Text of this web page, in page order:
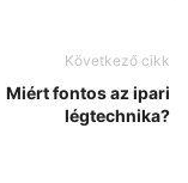
Következő cikk
Miért fontos az ipari
légtechnika?